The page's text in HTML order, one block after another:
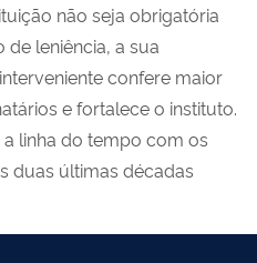
não seja obrigatória
leniência, a sua
confere maior
e fortalece o instituto.
linha do tempo com os
duas últimas décadas